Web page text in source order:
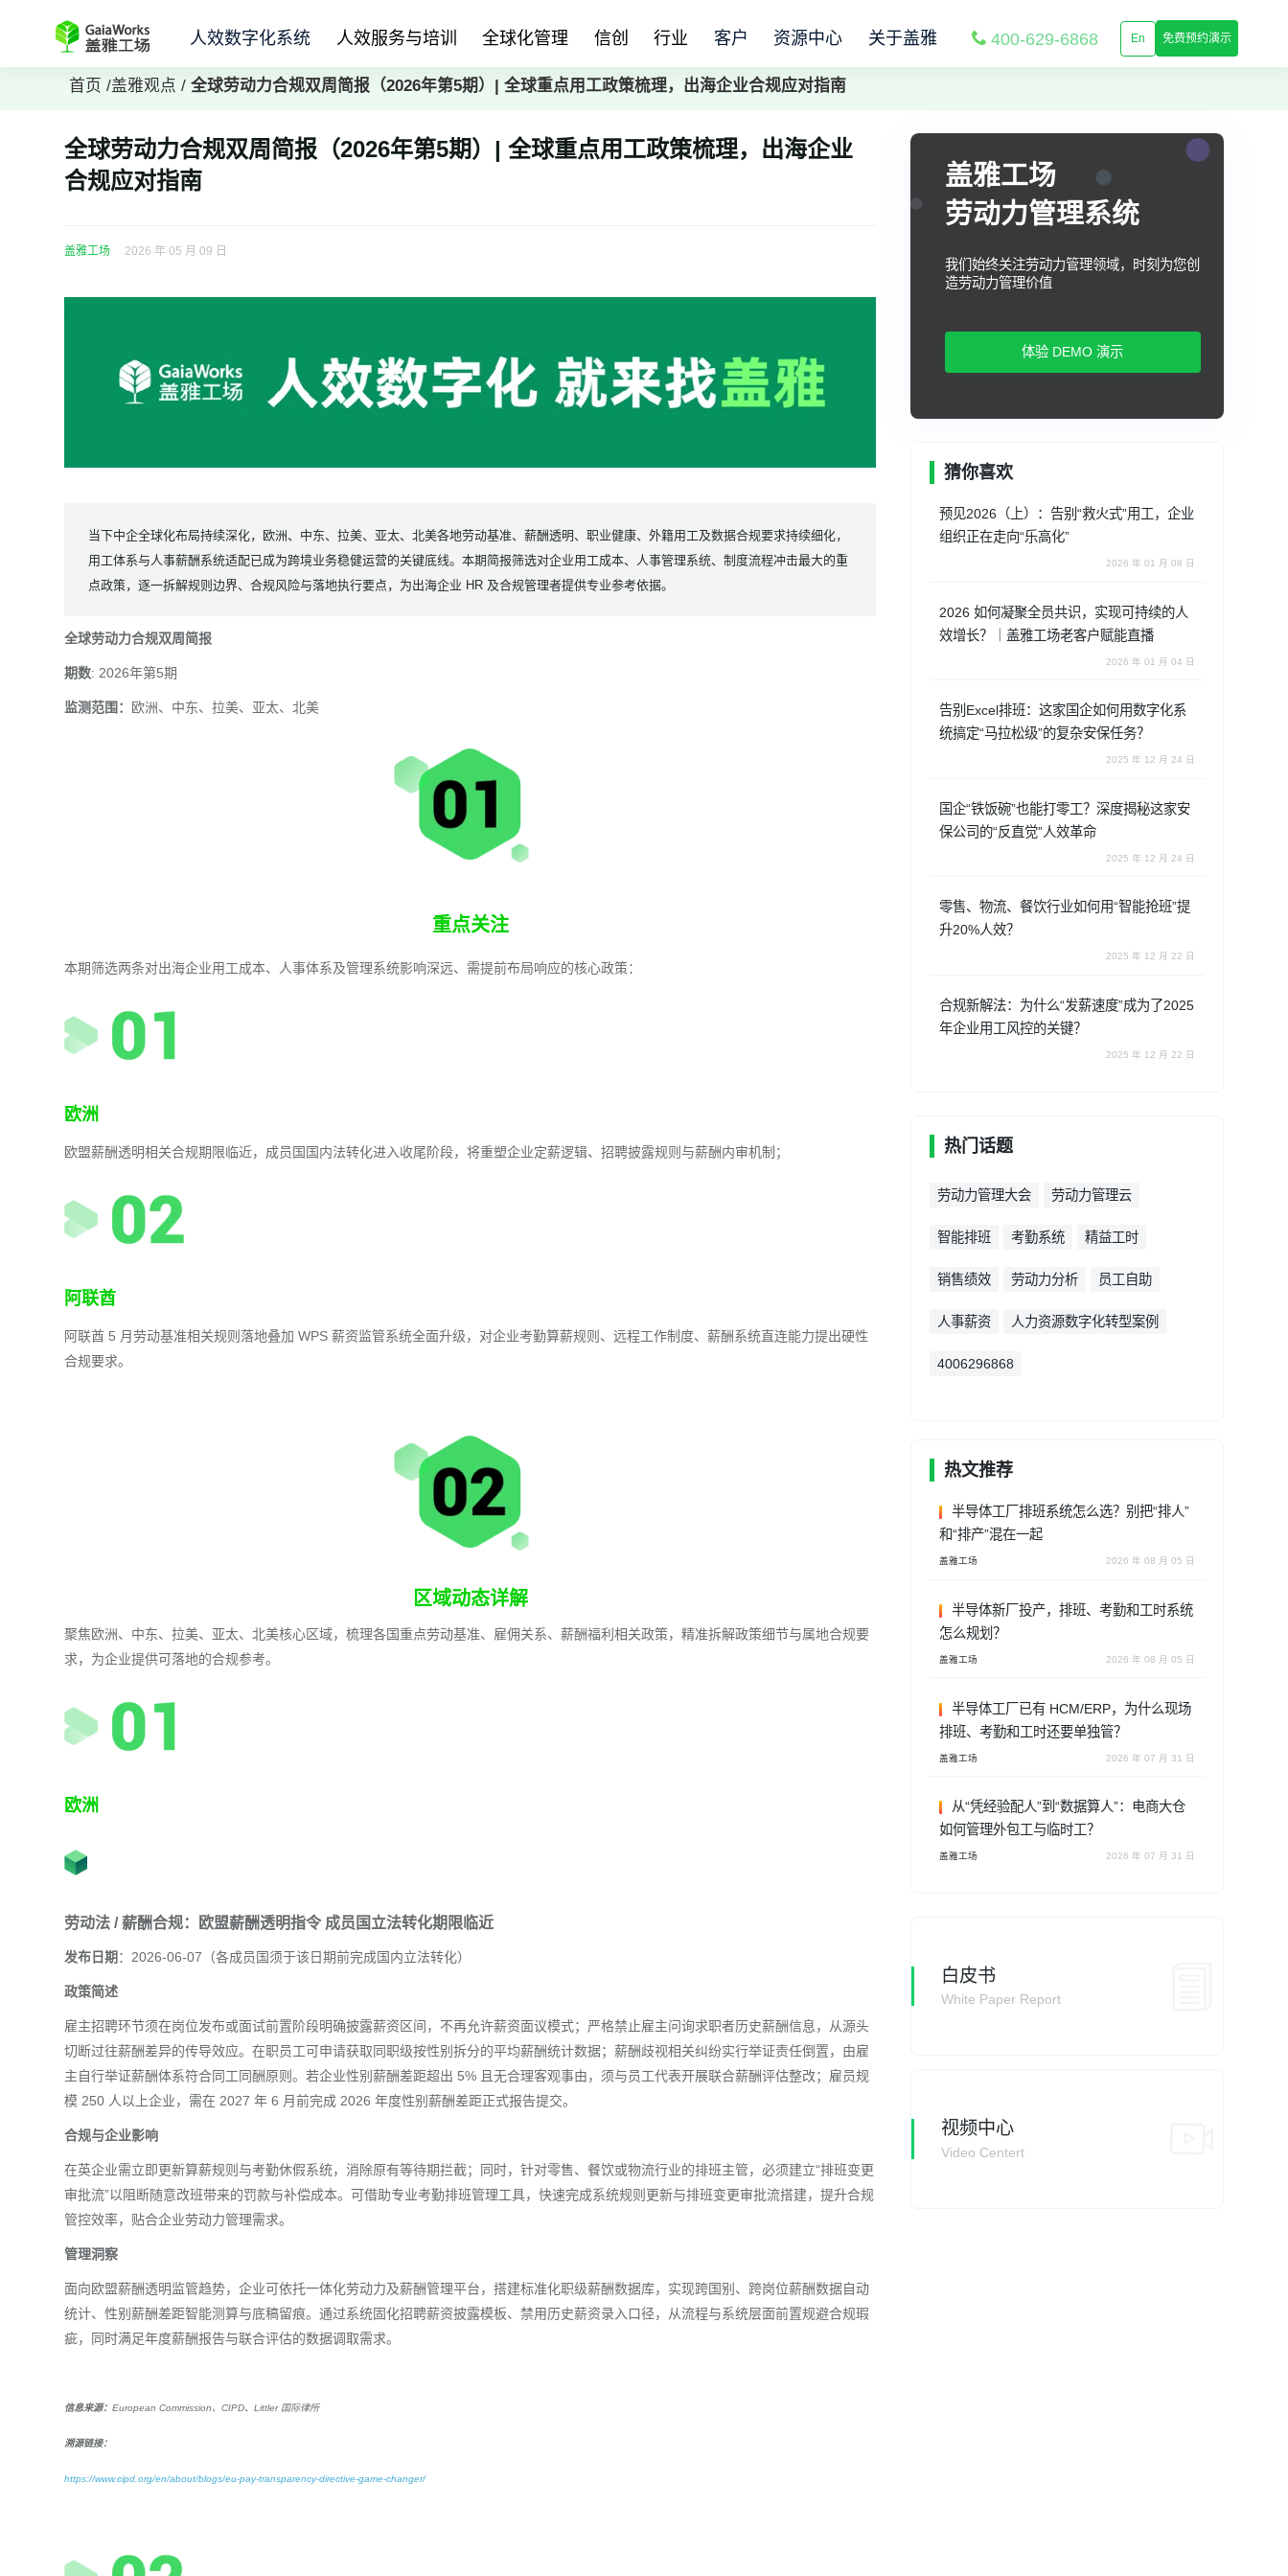
人效数字化系统 人效服务与培训 全球化管理 信创 行业 客户 资源中心 关于盖雅 400-629-6868 En 免费预约演示
首页 /盖雅观点 / 全球劳动力合规双周简报（2026年第5期）| 全球重点用工政策梳理，出海企业合规应对指南
全球劳动力合规双周简报（2026年第5期）| 全球重点用工政策梳理，出海企业
合规应对指南
盖雅工场 2026 年 05 月 09 日
当下中企全球化布局持续深化，欧洲、中东、拉美、亚太、北美各地劳动基准、薪酬透明、职业健康、外籍用工及数据合规要求持续细化，
用工体系与人事薪酬系统适配已成为跨境业务稳健运营的关键底线。本期简报筛选对企业用工成本、
人事管理系统、制度流程冲击最大的重
点政策，逐一拆解规则边界、合规风险与落地执行要点，为出海企业 HR 及合规管理者提供专业参考依据。
全球劳动力合规双周简报
期数: 2026年第5期
监测范围： 欧洲、中东、拉美、亚太、北美
重点关注
本期筛选两条对出海企业用工成本、人事体系及管理系统影响深远、需提前布局响应的核心政策：
欧洲
欧盟薪酬透明相关合规期限临近，成员国国内法转化进入收尾阶段，将重塑企业定薪逻辑、招聘披露规则与薪酬内审机制；
阿联酋
阿联酋 5 月劳动基准相关规则落地叠加 WPS 薪资监管系统全面升级，对企业考勤算薪规则、远程工作制度、薪酬系统直连能力提出硬性
合规要求。
区域动态详解
聚焦欧洲、中东、拉美、亚太、北美核心区域，梳理各国重点劳动基准、雇佣关系、薪酬福利相关政策，精准拆解政策细节与属地合规要
求，为企业提供可落地的合规参考。
欧洲
劳动法 / 薪酬合规：欧盟薪酬透明指令 成员国立法转化期限临近
发布日期 ：2026-06-07（各成员国须于该日期前完成国内立法转化）
政策简述
雇主招聘环节须在岗位发布或面试前置阶段明确披露薪资区间，不再允许薪资面议模式；严格禁止雇主问询求职者历史薪酬信息，从源头
切断过往薪酬差异的传导效应。在职员工可申请获取同职级按性别拆分的平均薪酬统计数据；薪酬歧视相关纠纷实行举证责任倒置，由雇
主自行举证薪酬体系符合同工同酬原则。若企业性别薪酬差距超出 5% 且无合理客观事由，须与员工代表开展联合薪酬评估整改；雇员规
模 250 人以上企业，需在 2027 年 6 月前完成 2026 年度性别薪酬差距正式报告提交。
合规与企业影响
在英企业需立即更新算薪规则与考勤休假系统，消除原有等待期拦截；同时，针对零售、餐饮或物流行业的排班主管，必须建立“排班变更
审批流”以阻断随意改班带来的罚款与补偿成本。可借助专业考勤排班管理工具，快速完成系统规则更新与排班变更审批流搭建，提升合规
管控效率，贴合企业劳动力管理需求。
管理洞察
面向欧盟薪酬透明监管趋势，企业可依托一体化劳动力及薪酬管理平台，搭建标准化职级薪酬数据库，实现跨国别、跨岗位薪酬数据自动
统计、性别薪酬差距智能测算与底稿留痕。通过系统固化招聘薪资披露模板、禁用历史薪资录入口径，从流程与系统层面前置规避合规瑕
疵，同时满足年度薪酬报告与联合评估的数据调取需求。
信息来源：European Commission、CIPD、Littler 国际律所
溯源链接：
https://www.cipd.org/en/about/blogs/eu-pay-transparency-directive-game-changer/
盖雅工场
劳动力管理系统
我们始终关注劳动力管理领域，时刻为您创
造劳动力管理价值
体验 DEMO 演示
猜你喜欢
预见2026（上）：告别“救火式”用工，企业
组织正在走向“乐高化”
2026 年 01 月 08 日
2026 如何凝聚全员共识，实现可持续的人
效增长？｜盖雅工场老客户赋能直播
2026 年 01 月 04 日
告别Excel排班：这家国企如何用数字化系
统搞定“马拉松级”的复杂安保任务？
2025 年 12 月 24 日
国企“铁饭碗”也能打零工？深度揭秘这家安
保公司的“反直觉”人效革命
2025 年 12 月 24 日
零售、物流、餐饮行业如何用“智能抢班”提
升20%人效？
2025 年 12 月 22 日
合规新解法：为什么“发薪速度”成为了2025
年企业用工风控的关键？
2025 年 12 月 22 日
热门话题
劳动力管理大会 劳动力管理云
智能排班 考勤系统 精益工时
销售绩效 劳动力分析 员工自助
人事薪资 人力资源数字化转型案例
4006296868
热文推荐
半导体工厂排班系统怎么选？别把“排人”
和“排产”混在一起
盖雅工场 2026 年 08 月 05 日
半导体新厂投产，排班、考勤和工时系统
怎么规划？
盖雅工场 2026 年 08 月 05 日
半导体工厂已有 HCM/ERP，为什么现场
排班、考勤和工时还要单独管？
盖雅工场 2026 年 07 月 31 日
从“凭经验配人”到“数据算人”：电商大仓
如何管理外包工与临时工？
盖雅工场 2026 年 07 月 31 日
白皮书
White Paper Report
视频中心
Video Centert